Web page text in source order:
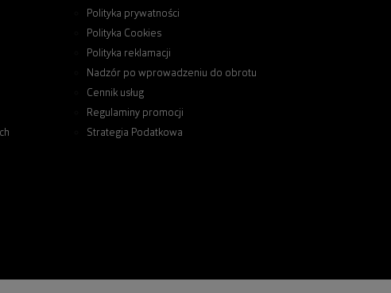
Polityka prywatności
Polityka Cookies
Polityka reklamacji
Nadzór po wprowadzeniu do obrotu
Cennik usług
Regulaminy promocji
Strategia Podatkowa